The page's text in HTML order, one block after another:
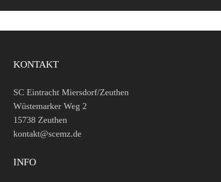
KONTAKT
SC Eintracht Miersdorf/Zeuthen
Wüstemarker Weg 2
15738 Zeuthen
kontakt@scemz.de
INFO